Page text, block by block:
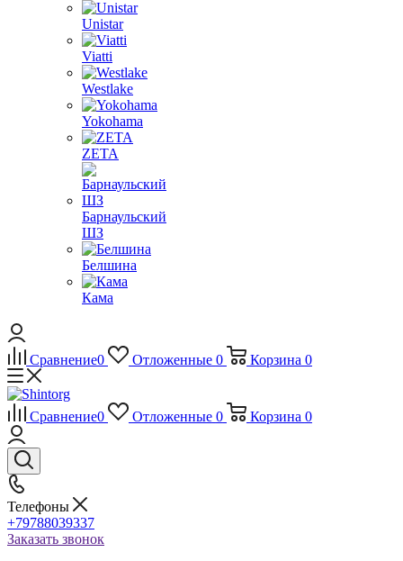
Unistar
Viatti
Westlake
Yokohama
ZETA
Барнаульский
ШЗ
Белшина
Кама
Сравнение0 Отложенные 0 Корзина 0
Сравнение0 Отложенные 0 Корзина 0
Телефоны
+79788039337
Заказать звонок